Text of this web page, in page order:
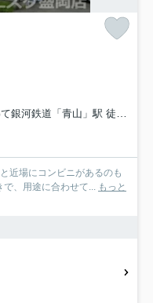
銀河鉄道「青山」駅 徒歩35分
近場にコンビニがあるのも
、用途に合わせて... もっと